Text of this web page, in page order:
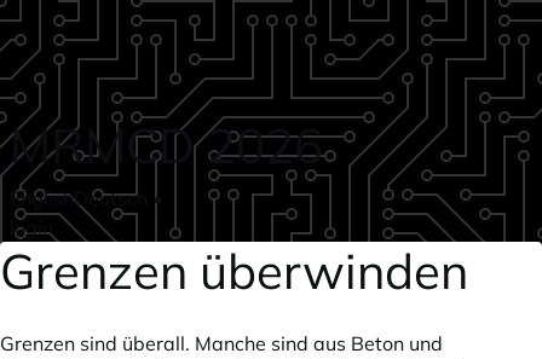
Skip to main content
MRMCD 2026
EnglishDeutsch
•
login
Grenzen überwinden
Grenzen sind überall. Manche sind aus Beton und